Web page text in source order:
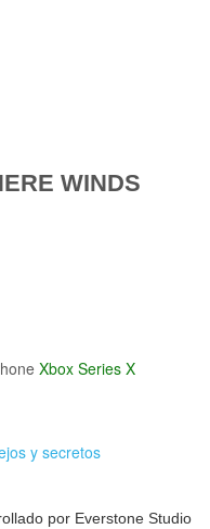
WINDS
Xbox Series X
y secretos
por Everstone Studio